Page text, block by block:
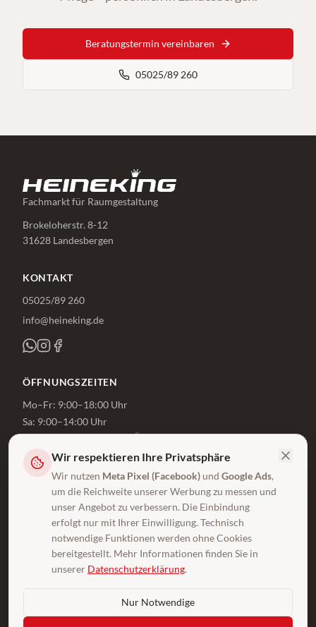
Beratungstermin vereinbaren
05025/89 260
Fachmarkt für Raumgestaltung
Brokeloherstr. 8-12
31628 Landesbergen
KONTAKT
05025/89 260
info@heineking.de
ÖFFNUNGSZEITEN
Mo–Fr: 9:00–18:00 Uhr
Sa: 9:00–14:00 Uhr
Beratung auch außerhalb der Öffnungszeiten
Jetzt beraten lassen
WISSEN & SERVICE
Ratgeber
Praktische Tipps rund um Wohnen & Renovieren
Fachbegriffe einfach erklärt
Wir respektieren Ihre Privatsphäre
Wir nutzen Meta Pixel (Facebook) und Google Ads,
um die Reichweite unserer Werbung zu messen und
unser Angebot zu verbessern. Die Einbindung
erfolgt nur mit Ihrer Einwilligung. Technisch
notwendige Funktionen werden ohne Cookies
bereitgestellt. Mehr Informationen finden Sie in
unserer Datenschutzerklärung.
Nur Notwendige